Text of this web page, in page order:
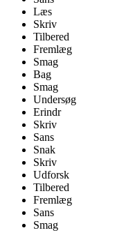
Læs
Skriv
Tilbered
Fremlæg
Smag
Bag
Smag
Undersøg
Erindr
Skriv
Sans
Snak
Skriv
Udforsk
Tilbered
Fremlæg
Sans
Smag